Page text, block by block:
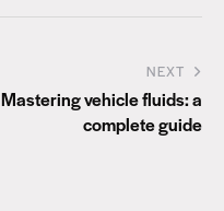
NEXT
Mastering vehicle fluids: a
complete guide